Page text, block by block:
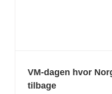
VM-dagen hvor
tilbage